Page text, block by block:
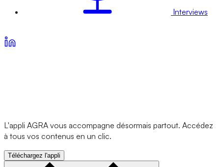
Interviews
L'appli AGRA vous accompagne désormais partout. Accédez
à tous vos contenus en un clic.
Téléchargez l'appli